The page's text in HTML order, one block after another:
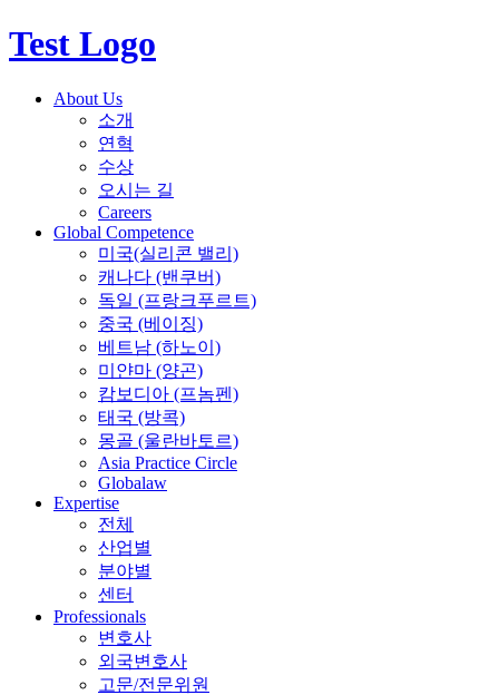
Test Logo
About Us
소개
연혁
수상
오시는 길
Careers
Global Competence
미국(실리콘 밸리)
캐나다 (밴쿠버)
독일 (프랑크푸르트)
중국 (베이징)
베트남 (하노이)
미얀마 (양곤)
캄보디아 (프놈펜)
태국 (방콕)
몽골 (울란바토르)
Asia Practice Circle
Globalaw
Expertise
전체
산업별
분야별
센터
Professionals
변호사
외국변호사
고문/전문위원